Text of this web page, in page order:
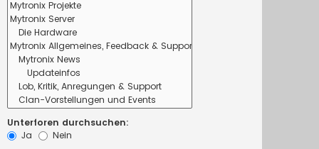
Unterforen durchsuchen:
Ja
Nein